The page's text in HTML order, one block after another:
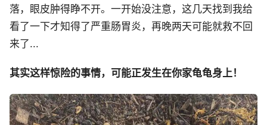
落，眼皮肿得睁不开。一开始没注意，这几天找到我给
看了一下才知得了严重肠胃炎，再晚两天可能就救不回
来了...
其实这样惊险的事情，可能正发生在你家龟龟身上！